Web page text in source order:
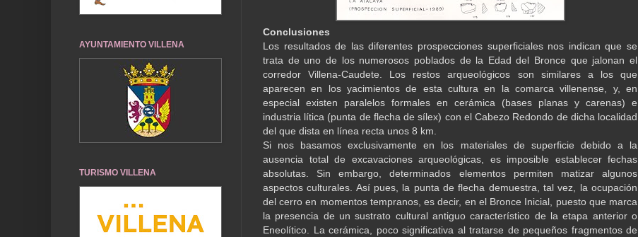
Conclusiones
Los resultados de las diferentes prospecciones superficiales nos indican que se
trata de uno de los numerosos poblados de la Edad del Bronce que jalonan el
corredor Villena-Caudete. Los restos arqueológicos son similares a los que
aparecen en los yacimientos de esta cultura en la comarca villenense, y, en
especial existen paralelos formales en cerámica (bases planas y carenas) e
industria lítica (punta de flecha de sílex) con el Cabezo Redondo de dicha localidad
del que dista en línea recta unos 8 km.
Si nos basamos exclusivamente en los materiales de superficie debido a la
ausencia total de excavaciones arqueológicas, es imposible establecer fechas
absolutas. Sin embargo, determinados elementos permiten matizar algunos
aspectos culturales. Así pues, la punta de flecha demuestra, tal vez, la ocupación
del cerro en momentos tempranos, es decir, en el Bronce Inicial, puesto que marca
la presencia de un sustrato cultural antiguo característico de la etapa anterior o
Eneolítico. La cerámica, poco significativa al tratarse de pequeños fragmentos de
AYUNTAMIENTO VILLENA
TURISMO VILLENA